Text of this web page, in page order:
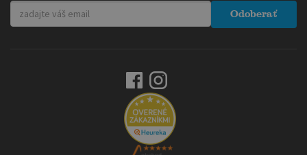
Odoberať